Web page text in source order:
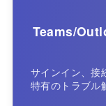
Teams/
サインイン、接
特有のトラブル